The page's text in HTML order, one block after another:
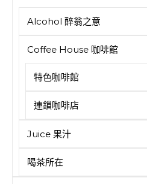
Alcohol 醉翁之意
Coffee House 咖啡館
特色咖啡館
連鎖咖啡店
Juice 果汁
喝茶所在